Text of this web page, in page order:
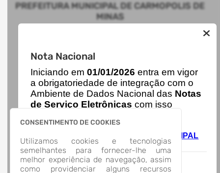
CONSENTIMENTO DE COOKIES
Utilizamos cookies e tecnologias
semelhantes para fornecer-lhe uma
melhor experiência de navegação, assim
como providenciar alguns recursos
Nota Nacional
Iniciando em01/01/2026 entra em vigor
a obrigatoriedade de integração com o
Ambiente de Dados Nacional das Notas
de Serviço Eletrônicas com isso
acesse o link abaixo e saiba mais.
Autoatendimento - PREFEITURA MUNICIPAL
DE CARMOPOLIS DE MINAS
PREFEITURA MUNICIPAL DE CARMOPOLIS DE
MINAS
AUTOATENDIMENTO
ACESSO RÁPIDO
Acesso à Informação
Cidadão
Diário Oficial
Transparência
LOCALIZAÇÃO
Carmópolis de Minas/
CEP: 35.534-000
Abrir no Mapa
CONTATOS